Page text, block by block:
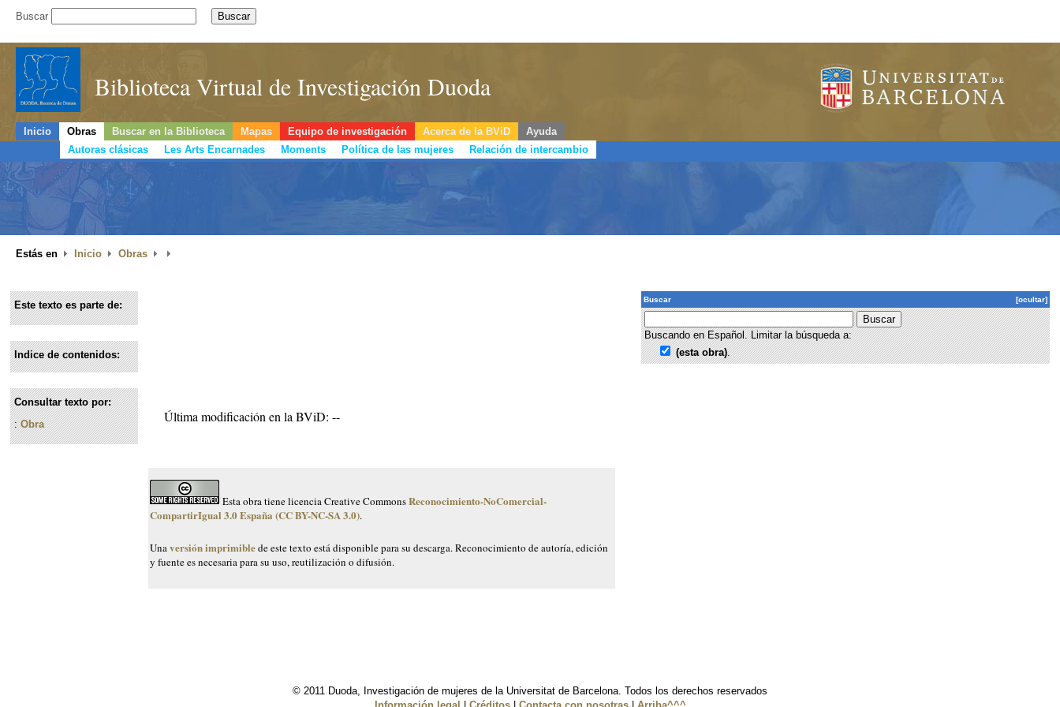
Buscar
Biblioteca Virtual de Investigación Duoda
Inicio Obras Buscar en la Biblioteca Mapas Equipo de investigación Acerca de la BViD
Ayuda
Autoras clásicas
Les Arts Encarnades Moments Política de las mujeres Relación de intercambio
Estás en Inicio Obras
Este texto es parte de:
Indice de contenidos:
Consultar texto por:
:Obra Última modificación en la BViD: --
Esta obra tiene licencia Creative CommonsReconocimiento-NoComercial-
CompartirIgual 3.0 España (CC BY-NC-SA 3.0).
Unaversión imprimiblede este texto está disponible para su descarga. Reconocimiento de autoría, edición
y fuente es necesaria para su uso, reutilización o difusión.
[ocultar]
Buscar
Buscando en Español. Limitar la búsqueda a:
(esta obra).
© 2011 Duoda, Investigación de mujeres de la Universitat de Barcelona. Todos los derechos reservados